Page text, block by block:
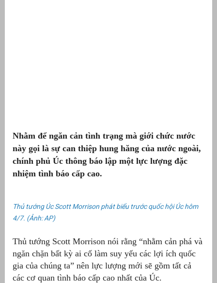
Nhằm để ngăn cản tình trạng mà giới chức nước
này gọi là sự can thiệp hung hăng của nước ngoài,
chính phủ Úc thông báo lập một lực lượng đặc
nhiệm tình báo cấp cao.
Thủ tướng Úc Scott Morrison phát biểu trước quốc hội Úc hôm
4/7. (Ảnh: AP)
Thủ tướng Scott Morrison nói rằng “nhằm cản phá và
ngăn chặn bất kỳ ai cố làm suy yếu các lợi ích quốc
gia của chúng ta” nên lực lượng mới sẽ gồm tất cả
các cơ quan tình báo cấp cao nhất của Úc.